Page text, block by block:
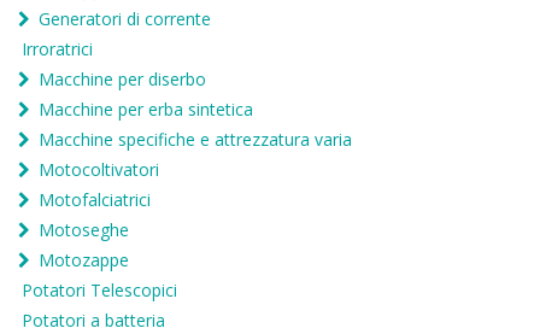
Generatori di corrente
Irroratrici
Macchine per diserbo
Macchine per erba sintetica
Macchine specifiche e attrezzatura varia
Motocoltivatori
Motofalciatrici
Motoseghe
Motozappe
Potatori Telescopici
Potatori a batteria